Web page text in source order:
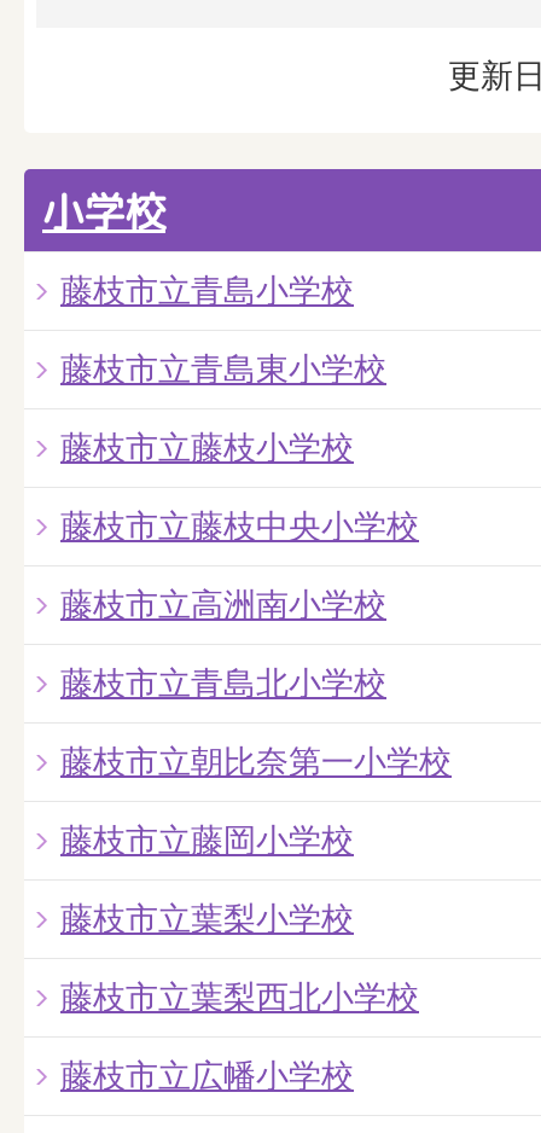
更新
小学校
藤枝市立青島小学校
藤枝市立青島東小学校
藤枝市立藤枝小学校
藤枝市立藤枝中央小学校
藤枝市立高洲南小学校
藤枝市立青島北小学校
藤枝市立朝比奈第一小学校
藤枝市立藤岡小学校
藤枝市立葉梨小学校
藤枝市立葉梨西北小学校
藤枝市立広幡小学校